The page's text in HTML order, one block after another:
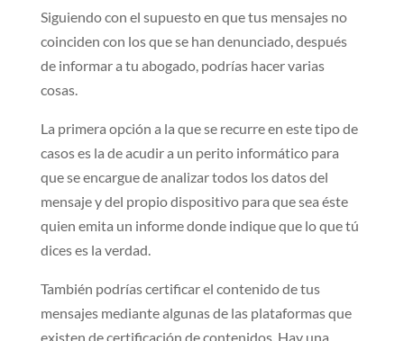
Siguiendo con el supuesto en que tus mensajes no
coinciden con los que se han denunciado, después
de informar a tu abogado, podrías hacer varias
cosas.
La primera opción a la que se recurre en este tipo de
casos es la de acudir a un perito informático para
que se encargue de analizar todos los datos del
mensaje y del propio dispositivo para que sea éste
quien emita un informe donde indique que lo que tú
dices es la verdad.
También podrías certificar el contenido de tus
mensajes mediante algunas de las plataformas que
existen de certificación de contenidos. Hay una